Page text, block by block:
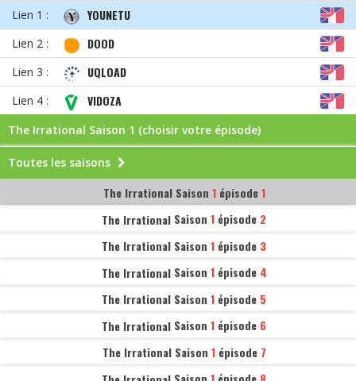
Lien 1 : YOUNETU
Lien 2 : DOOD
Lien 3 : UQLOAD
Lien 4 : VIDOZA
The Irrational Saison 1 (choisir votre épisode)
Toutes les saisons
The Irrational Saison 1épisode1
The Irrational Saison 1 épisode 2
The Irrational Saison 1 épisode 3
The Irrational Saison 1épisode 4
The Irrational Saison 1 épisode 5
The Irrational Saison 1 épisode 6
The Irrational Saison 1épisode 7